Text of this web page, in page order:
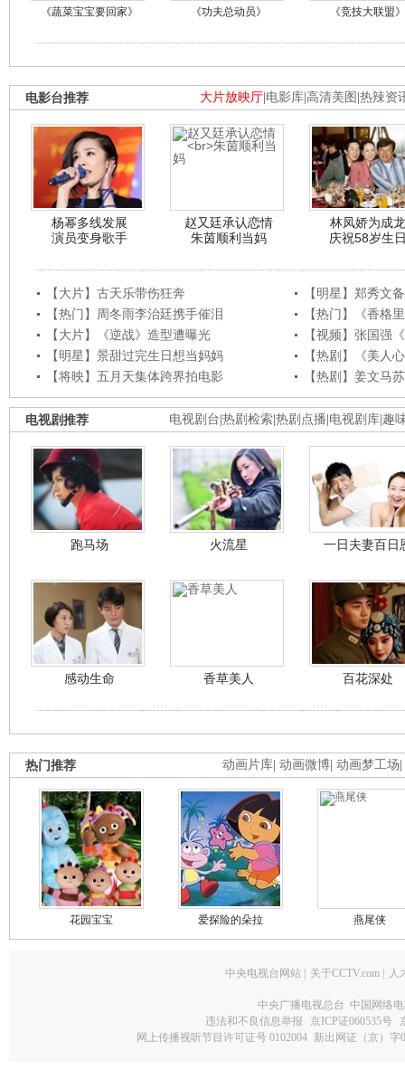
《蔬菜宝宝要回家》 《功夫总动员》 《竞技大联盟》
大片放映厅 电影库 高清美图 热辣资
电影台推荐
杨幂多线发展
演员变身歌手
赵又廷承认恋情
朱茵顺利当妈
林凤娇为成龙
庆祝58岁生
【大片】古天乐带伤狂奔
【明星】郑秀文
【热门】周冬雨李治廷携手催泪
【热门】《香格
【大片】《逆战》造型遭曝光
【视频】张国强
【明星】景甜过完生日想当妈妈
【热剧】《美人
【将映】五月天集体跨界拍电影
【热剧】姜文马
电视剧台 热剧检索 热剧点播 电视剧库 趣
电视剧推荐
跑马场 火流星 一日夫妻百日
感动生命 香草美人 百花深处
动画片库 动画微博 动画梦工场
热门推荐
花园宝宝 爱探险的朵拉 燕尾侠
中央电视台网站 关于CCTV.com 人
中央广播电视总台 中国网络
违法和不良信息举报
京ICP证060535号
网上传播视听节目许可证号 0102004 新出网证（京）